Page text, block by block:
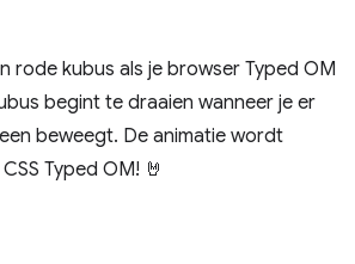
rode kubus als je browser Typed OM
begint te draaien wanneer je er
beweegt. De animatie wordt
Typed OM! 🤘